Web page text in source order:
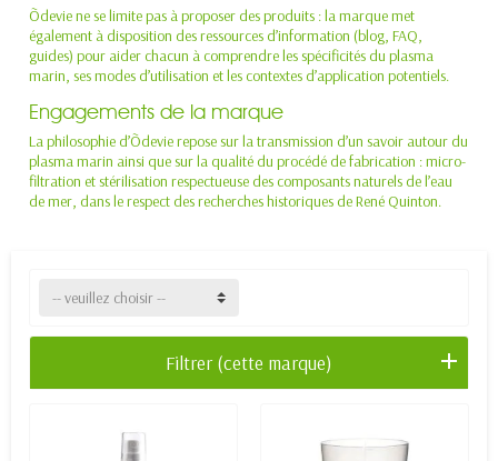
Õdevie ne se limite pas à proposer des produits : la marque met
également à disposition des ressources d’information (blog, FAQ,
guides) pour aider chacun à comprendre les spécificités du plasma
marin, ses modes d’utilisation et les contextes d’application potentiels.
Engagements de la marque
La philosophie d’Õdevie repose sur la transmission d’un savoir autour du
plasma marin ainsi que sur la qualité du procédé de fabrication : micro-
filtration et stérilisation respectueuse des composants naturels de l’eau
de mer, dans le respect des recherches historiques de René Quinton.
-- veuillez choisir --
Filtrer (cette marque)